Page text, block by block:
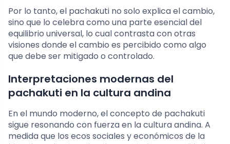
Por lo tanto, el pachakuti no solo explica el cambio,
sino que lo celebra como una parte esencial del
equilibrio universal, lo cual contrasta con otras
visiones donde el cambio es percibido como algo
que debe ser mitigado o controlado.
Interpretaciones modernas del
pachakuti en la cultura andina
En el mundo moderno, el concepto de pachakuti
sigue resonando con fuerza en la cultura andina. A
medida que los ecos sociales y económicos de la